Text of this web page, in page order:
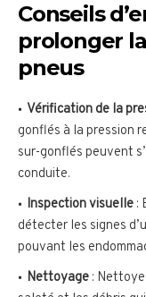
Conseils
prolonger
pneus
Vérification de la
gonflés à la pression
sur-gonflés peuvent
conduite.
Inspection visuelle :
détecter les signes
pouvant les
Nettoyage :